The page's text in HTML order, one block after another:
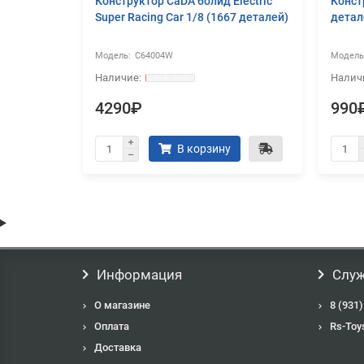
Super Racing Car 1/8 (1667 деталей)
C64004W
4290₽
В корзину
Информация
О магазине
Оплата
Доставка
8
Rs-